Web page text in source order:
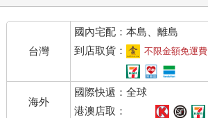
台灣
國內宅配：本島、離島
到店取貨：
不限金額免運費
海外
國際快遞：全球
港澳店取：